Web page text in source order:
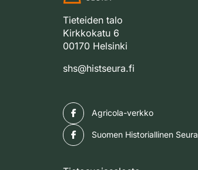
Tieteiden talo
Kirkkokatu 6
00170 Helsinki
shs@histseura.fi
Agricola-verkko
Suomen Historiallinen Seura